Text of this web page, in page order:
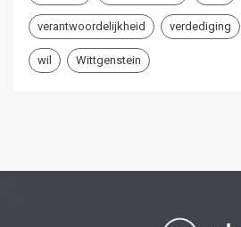
verantwoordelijkheid verdediging
wil Wittgenstein